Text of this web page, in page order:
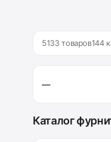
5133 товаров144
—
Каталог